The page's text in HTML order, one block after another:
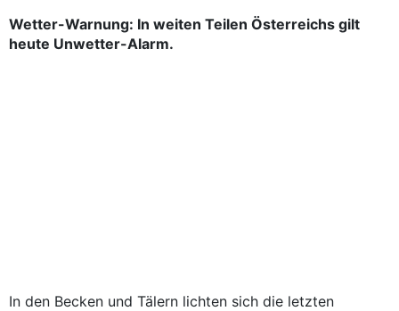
Wetter-Warnung: In weiten Teilen Österreichs gilt
heute Unwetter-Alarm.
In den Becken und Tälern lichten sich die letzten